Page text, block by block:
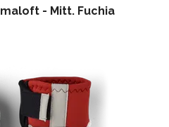
- Mitt. Fuchia